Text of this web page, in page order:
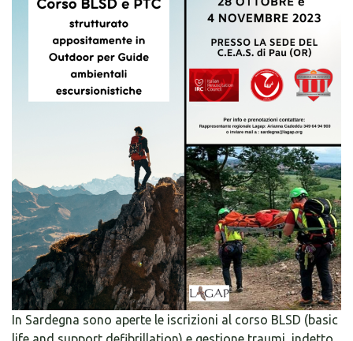
In Sardegna sono aperte le iscrizioni al corso BLSD (basic